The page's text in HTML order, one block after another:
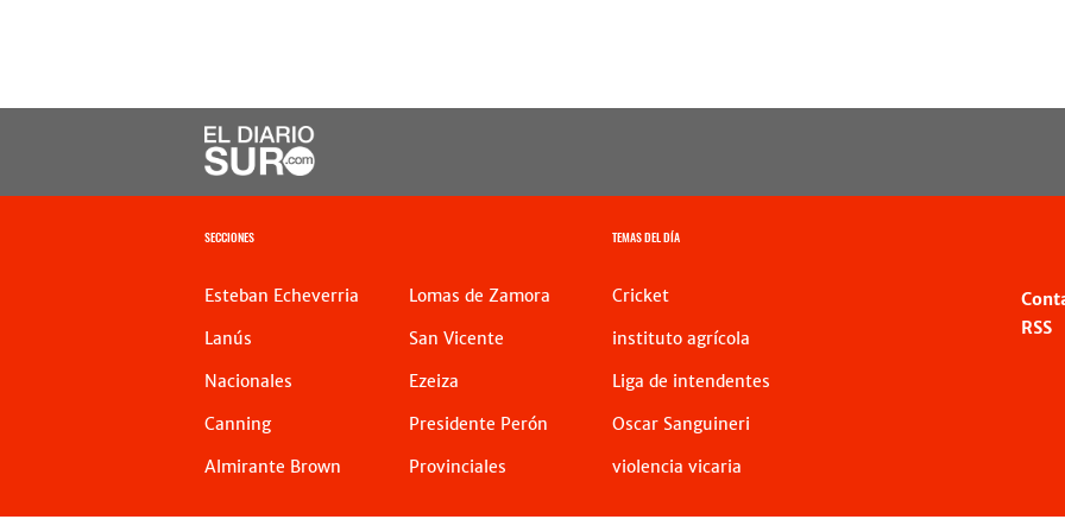
SECCIONES
Esteban Echeverria
Lanús
Nacionales
Canning
Almirante Brown
Lomas de Zamora
San Vicente
Ezeiza
Presidente Perón
Provinciales
TEMAS DEL DÍA
Cricket
instituto agrícola
Liga de intendentes
Oscar Sanguineri
violencia vicaria
RSS